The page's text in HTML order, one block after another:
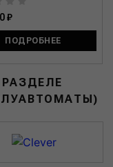
₽
ПОДРОБНЕЕ